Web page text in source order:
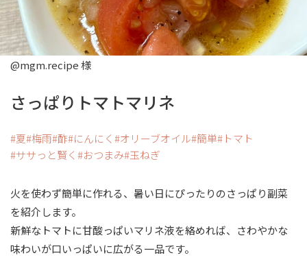
@mgm.recipe 様
さっぱりトマトマリネ
夏 梅雨 酢 にんにく オリーブオイル 簡単
トマト
ササっと賢く
おつまみ 玉ねぎ
火を使わず簡単に作れる、暑い日にぴったりのさっぱり副菜
を紹介します。
新鮮なトマトに甘酸っぱいマリネ液を絡めれば、さわやかな
味わいが口いっぱいに広がる一品です。